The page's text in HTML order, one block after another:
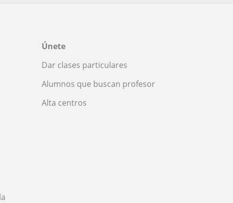
Únete
Dar clases particulares
Alumnos que buscan profesor
Alta centros